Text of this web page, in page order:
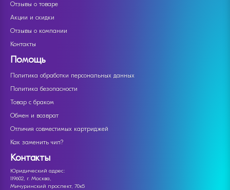
Отзывы о товаре
Акции и скидки
Отзывы о компании
Контакты
Помощь
Политика обработки персональных данных
Политика безопасности
Товар с браком
Обмен и возврат
Отличия совместимых картриджей
Как заменить чип?
Контакты
Юридический адрес:
119602, г. Москва,
Мичуринский проспект, 70к5